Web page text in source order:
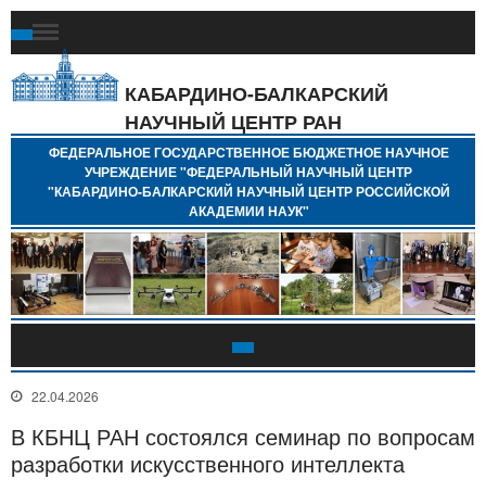
КАБАРДИНО-БАЛКАРСКИЙ
НАУЧНЫЙ ЦЕНТР РАН
ФЕДЕРАЛЬНОЕ ГОСУДАРСТВЕННОЕ БЮДЖЕТНОЕ НАУЧНОЕ
УЧРЕЖДЕНИЕ "ФЕДЕРАЛЬНЫЙ НАУЧНЫЙ ЦЕНТР
"КАБАРДИНО-БАЛКАРСКИЙ НАУЧНЫЙ ЦЕНТР РОССИЙСКОЙ
АКАДЕМИИ НАУК"
22.04.2026
В КБНЦ РАН состоялся семинар по вопросам
разработки искусственного интеллекта